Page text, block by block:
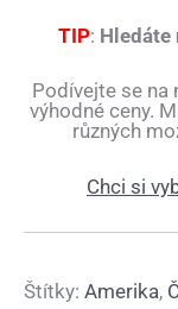
TIP: Hledáte
Podívejte se na
výhodné ceny.
různých
Chci si
Štítky: Amerika,